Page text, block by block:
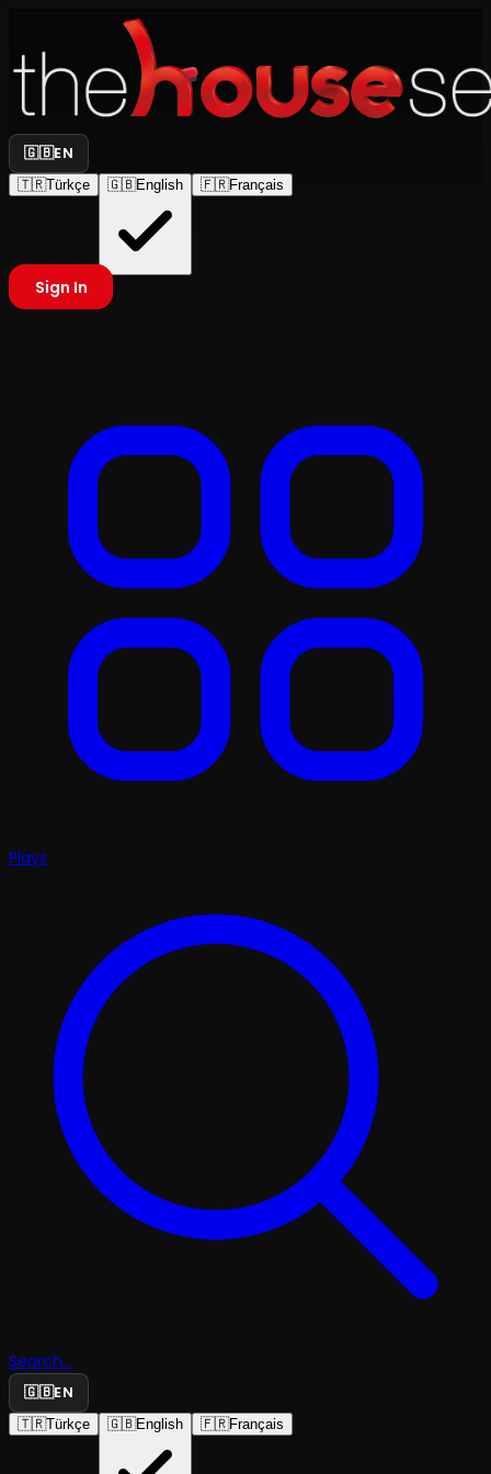
🇬🇧EN
🇹🇷Türkçe 🇬🇧English 🇫🇷Français
Sign In
Plays
Search...
🇬🇧EN
🇹🇷Türkçe 🇬🇧English 🇫🇷Français